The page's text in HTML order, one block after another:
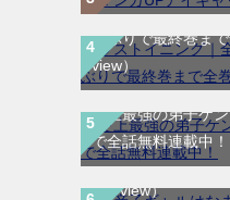
ラストイニング｜
ぇぶりで最終巻ま
view）
史上最強の弟子ケ
で全話無料連載中！
道産子ギャルはな
12巻！少年ジャン
（4 view）